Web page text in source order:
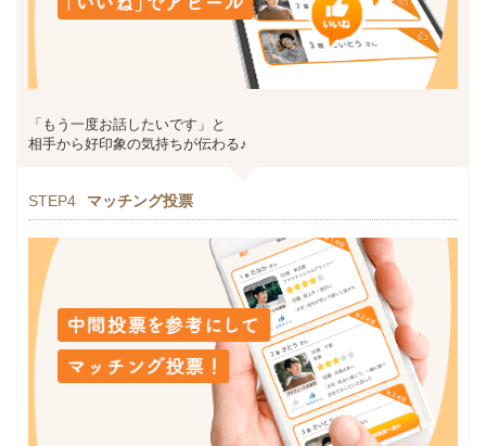
「もう一度お話したいです」と
相手から好印象の気持ちが伝わる♪
STEP4 マッチング投票